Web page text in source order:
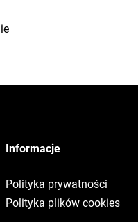
Informacje
Polityka prywatności
Polityka plików cookies